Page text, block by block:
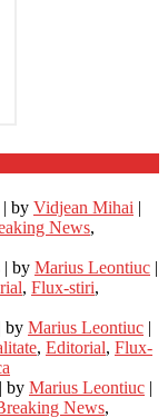
| by Vidjean Mihai |
News,
| by Marius Leontiuc |
, Flux-stiri,
by Marius Leontiuc |
, Editorial, Flux-
| by Marius Leontiuc |
News,